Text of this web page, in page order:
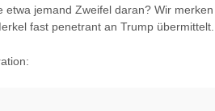
etwa jemand Zweifel daran? Wir
fast penetrant an Trump übermittelt.